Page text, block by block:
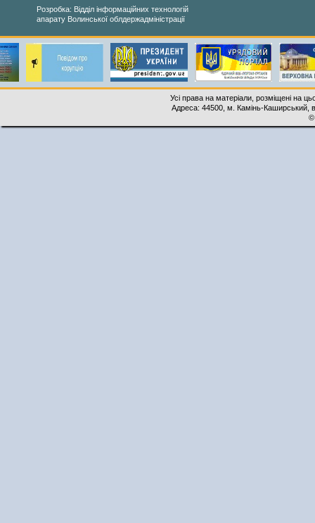
Розробка: Відділ інформаційних технологій
апарату Волинської облдержадміністрації
Усі права на матеріали, розміщені на
Адреса: 44500, м. Камінь-Каширський,
©